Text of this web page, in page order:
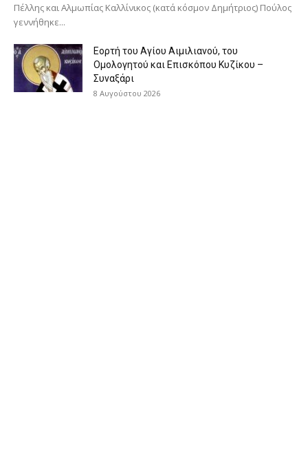
Πέλλης και Αλμωπίας Καλλίνικος (κατά κόσμον Δημήτριος) Πούλος
γεννήθηκε...
Εορτή του Αγίου Αιμιλιανού, του
Ομολογητού και Επισκόπου Κυζίκου –
Συναξάρι
8 Αυγούστου 2026